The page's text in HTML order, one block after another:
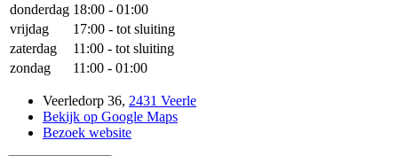
donderdag 18:00 - 01:00
vrijdag
17:00 - tot sluiting
zaterdag
11:00 - tot sluiting
zondag
11:00 - 01:00
Veerledorp 36, 2431 Veerle
Bekijk op Google Maps
Bezoek website